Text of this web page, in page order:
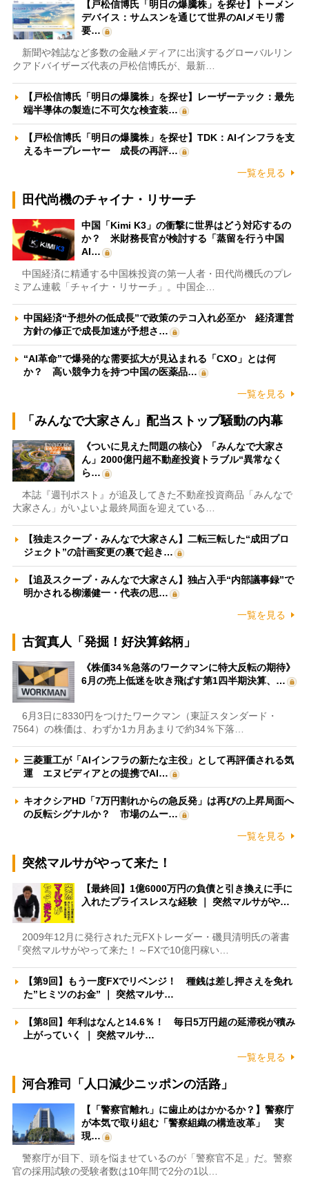
【戸松信博氏「明日の爆騰株」を探せ】トーメン
デバイス：サムスンを通じて世界のAIメモリ需
要…
新聞や雑誌など多数の金融メディアに出演するグローバルリン
クアドバイザーズ代表の戸松信博氏が、最新…
【戸松信博氏「明日の爆騰株」を探せ】レーザーテック：最先
端半導体の製造に不可欠な検査装…
【戸松信博氏「明日の爆騰株」を探せ】TDK：AIインフラを支
えるキープレーヤー 成長の再評…
一覧を見る
田代尚機のチャイナ・リサーチ
中国「Kimi K3」の衝撃に世界はどう対応するの
か？ 米財務長官が検討する「蒸留を行う中国
AI…
中国経済に精通する中国株投資の第一人者・田代尚機氏のプレ
ミアム連載「チャイナ・リサーチ」。中国企…
中国経済“予想外の低成長”で政策のテコ入れ必至か 経済運営
方針の修正で成長加速が予想さ…
“AI革命”で爆発的な需要拡大が見込まれる「CXO」とは何
か？ 高い競争力を持つ中国の医薬品…
一覧を見る
「みんなで大家さん」配当ストップ騒動の内幕
《ついに見えた問題の核心》「みんなで大家さ
ん」2000億円超不動産投資トラブル“異常なく
ら…
本誌『週刊ポスト』が追及してきた不動産投資商品「みんなで
大家さん」がいよいよ最終局面を迎えている…
【独走スクープ・みんなで大家さん】二転三転した“成田プロ
ジェクト”の計画変更の裏で起き…
【追及スクープ・みんなで大家さん】独占入手“内部議事録”で
明かされる柳瀬健一・代表の思…
一覧を見る
古賀真人「発掘！好決算銘柄」
《株価34％急落のワークマンに特大反転の期待》
6月の売上低迷を吹き飛ばす第1四半期決算、…
6月3日に8330円をつけたワークマン（東証スタンダード・
7564）の株価は、わずか1カ月あまりで約34％下落…
三菱重工が「AIインフラの新たな主役」として再評価される気
運 エヌビディアとの提携でAI…
キオクシアHD「7万円割れからの急反発」は再びの上昇局面へ
の反転シグナルか？ 市場のムー…
一覧を見る
突然マルサがやって来た！
【最終回】1億6000万円の負債と引き換えに手に
入れたプライスレスな経験 ｜ 突然マルサがや…
2009年12月に発行された元FXトレーダー・磯貝清明氏の著書
『突然マルサがやって来た！～FXで10億円稼い…
【第9回】もう一度FXでリベンジ！ 種銭は差し押さえを免れ
た”ヒミツのお金” ｜ 突然マルサ…
【第8回】年利はなんと14.6％！ 毎日5万円超の延滞税が積み
上がっていく ｜ 突然マルサ…
一覧を見る
河合雅司「人口減少ニッポンの活路」
【「警察官離れ」に歯止めはかかるか？】警察庁
が本気で取り組む「警察組織の構造改革」 実
現…
警察庁が目下、頭を悩ませているのが「警察官不足」だ。警察
官の採用試験の受験者数は10年間で2分の1以…